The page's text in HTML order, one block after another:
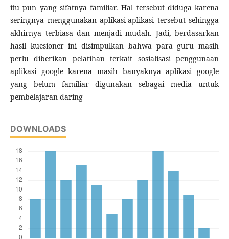
itu pun yang sifatnya familiar. Hal tersebut diduga karena
seringnya menggunakan aplikasi-aplikasi tersebut sehingga
akhirnya terbiasa dan menjadi mudah. Jadi, berdasarkan
hasil kuesioner ini disimpulkan bahwa para guru masih
perlu diberikan pelatihan terkait sosialisasi penggunaan
aplikasi google karena masih banyaknya aplikasi google
yang belum familiar digunakan sebagai media untuk
pembelajaran daring
DOWNLOADS